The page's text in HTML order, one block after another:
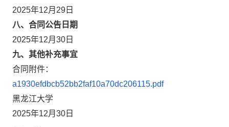
2025年12月29日
八、合同公告日期
2025年12月30日
九、其他补充事宜
合同附件：
a1930efdbcb52bb2faf10a70dc206115.pdf
黑龙江大学
2025年12月30日